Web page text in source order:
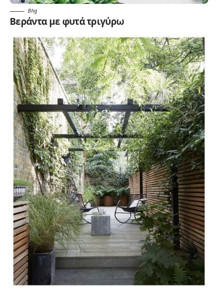
Bhg
Βεράντα με φυτά τριγύρω